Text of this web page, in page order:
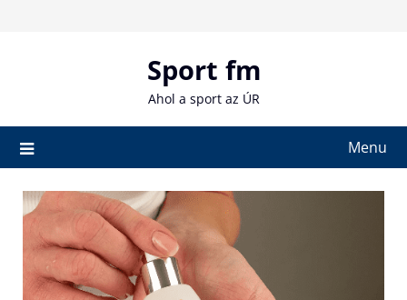
Sport fm
Ahol a sport az ÚR
Menu